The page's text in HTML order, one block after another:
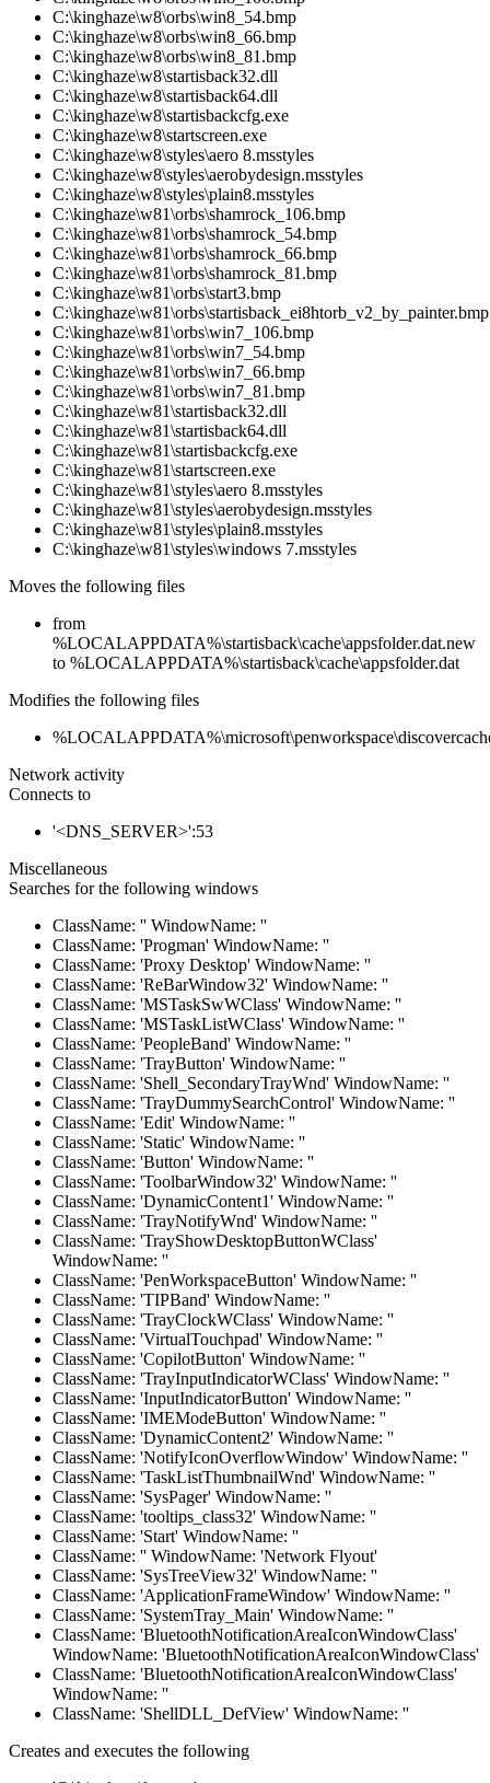
C:\kinghaze\w8\orbs\win8_54.bmp
C:\kinghaze\w8\orbs\win8_66.bmp
C:\kinghaze\w8\orbs\win8_81.bmp
C:\kinghaze\w8\startisback32.dll
C:\kinghaze\w8\startisback64.dll
C:\kinghaze\w8\startisbackcfg.exe
C:\kinghaze\w8\startscreen.exe
C:\kinghaze\w8\styles\aero 8.msstyles
C:\kinghaze\w8\styles\aerobydesign.msstyles
C:\kinghaze\w8\styles\plain8.msstyles
C:\kinghaze\w81\orbs\shamrock_106.bmp
C:\kinghaze\w81\orbs\shamrock_54.bmp
C:\kinghaze\w81\orbs\shamrock_66.bmp
C:\kinghaze\w81\orbs\shamrock_81.bmp
C:\kinghaze\w81\orbs\start3.bmp
C:\kinghaze\w81\orbs\startisback_ei8htorb_v2_by_painter.bmp
C:\kinghaze\w81\orbs\win7_106.bmp
C:\kinghaze\w81\orbs\win7_54.bmp
C:\kinghaze\w81\orbs\win7_66.bmp
C:\kinghaze\w81\orbs\win7_81.bmp
C:\kinghaze\w81\startisback32.dll
C:\kinghaze\w81\startisback64.dll
C:\kinghaze\w81\startisbackcfg.exe
C:\kinghaze\w81\startscreen.exe
C:\kinghaze\w81\styles\aero 8.msstyles
C:\kinghaze\w81\styles\aerobydesign.msstyles
C:\kinghaze\w81\styles\plain8.msstyles
C:\kinghaze\w81\styles\windows 7.msstyles
Moves the following files
from
%LOCALAPPDATA%\startisback\cache\appsfolder.dat.new
to %LOCALAPPDATA%\startisback\cache\appsfolder.dat
Modifies the following files
Network activity
Connects to
'<DNS_SERVER>':53
Miscellaneous
Searches for the following windows
ClassName: '' WindowName: ''
ClassName: 'Progman' WindowName: ''
ClassName: 'Proxy Desktop' WindowName: ''
ClassName: 'ReBarWindow32' WindowName: ''
ClassName: 'MSTaskSwWClass' WindowName: ''
ClassName: 'MSTaskListWClass' WindowName: ''
ClassName: 'PeopleBand' WindowName: ''
ClassName: 'TrayButton' WindowName: ''
ClassName: 'Shell_SecondaryTrayWnd' WindowName: ''
ClassName: 'TrayDummySearchControl' WindowName: ''
ClassName: 'Edit' WindowName: ''
ClassName: 'Static' WindowName: ''
ClassName: 'Button' WindowName: ''
ClassName: 'ToolbarWindow32' WindowName: ''
ClassName: 'DynamicContent1' WindowName: ''
ClassName: 'TrayNotifyWnd' WindowName: ''
ClassName: 'TrayShowDesktopButtonWClass'
WindowName: ''
ClassName: 'PenWorkspaceButton' WindowName: ''
ClassName: 'TIPBand' WindowName: ''
ClassName: 'TrayClockWClass' WindowName: ''
ClassName: 'VirtualTouchpad' WindowName: ''
ClassName: 'CopilotButton' WindowName: ''
ClassName: 'TrayInputIndicatorWClass' WindowName: ''
ClassName: 'InputIndicatorButton' WindowName: ''
ClassName: 'IMEModeButton' WindowName: ''
ClassName: 'DynamicContent2' WindowName: ''
ClassName: 'NotifyIconOverflowWindow' WindowName: ''
ClassName: 'TaskListThumbnailWnd' WindowName: ''
ClassName: 'SysPager' WindowName: ''
ClassName: 'tooltips_class32' WindowName: ''
ClassName: 'Start' WindowName: ''
ClassName: '' WindowName: 'Network Flyout'
ClassName: 'SysTreeView32' WindowName: ''
ClassName: 'ApplicationFrameWindow' WindowName: ''
ClassName: 'SystemTray_Main' WindowName: ''
ClassName: 'BluetoothNotificationAreaIconWindowClass'
WindowName: 'BluetoothNotificationAreaIconWindowClass'
ClassName: 'BluetoothNotificationAreaIconWindowClass'
WindowName: ''
ClassName: 'ShellDLL_DefView' WindowName: ''
Creates and executes the following